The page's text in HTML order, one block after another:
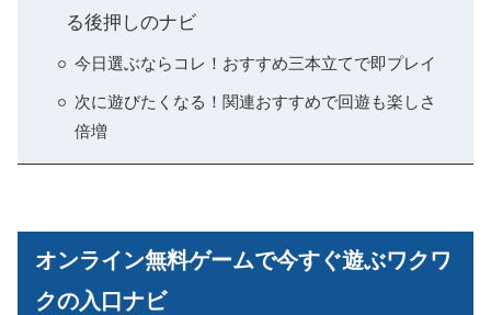
る後押しのナビ
今日選ぶならコレ！おすすめ三本立てで即プレイ
次に遊びたくなる！関連おすすめで回遊も楽しさ
倍増
オンライン無料ゲームで今すぐ遊ぶワクワ
クの入口ナビ